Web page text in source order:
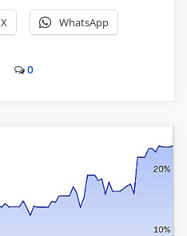
X WhatsApp
0